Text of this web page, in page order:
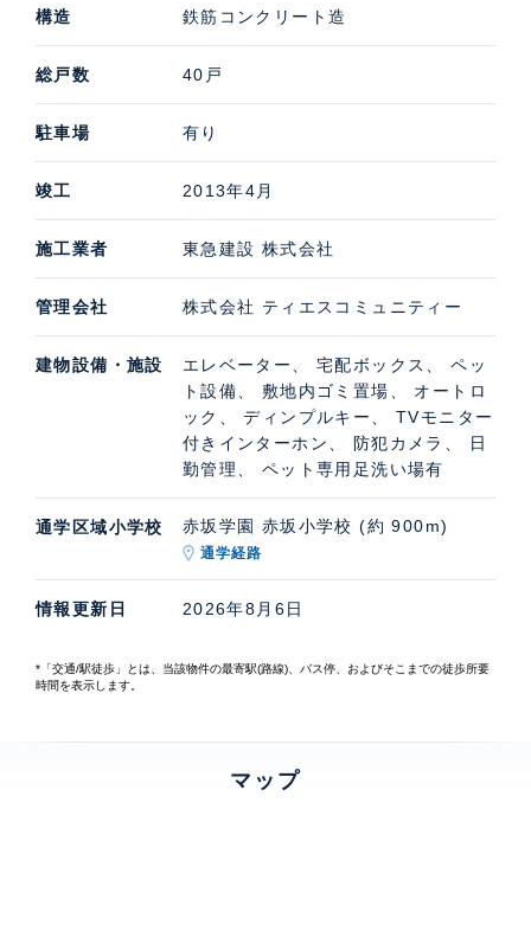
構造 鉄筋コンクリート造
総戸数 40戸
駐車場 有り
竣工 2013年4月
施工業者 東急建設 株式会社
管理会社 株式会社 ティエスコミュニティー
建物設備・施設
エレベーター、 宅配ボックス、 ペッ
ト設備、 敷地内ゴミ置場、 オートロ
ック、 ディンプルキー、 TVモニター
付きインターホン、 防犯カメラ、 日
勤管理、 ペット専用足洗い場有
通学区域小学校 赤坂学園 赤坂小学校 (約 900m)
通学経路
情報更新日 2026年8月6日
*「交通/駅徒歩」とは、当該物件の最寄駅(路線)、バス停、およびそこまでの徒歩所要
時間を表示します。
マップ